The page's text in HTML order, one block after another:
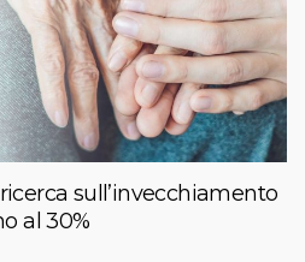
sull’invecchiamento
al 30%